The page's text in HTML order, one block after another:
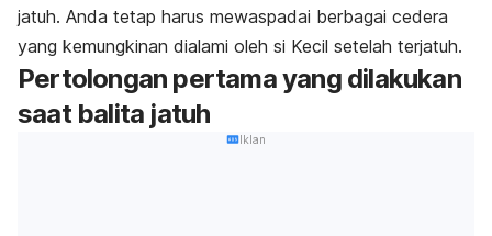
jatuh. Anda tetap harus mewaspadai berbagai cedera
yang kemungkinan dialami oleh si Kecil setelah terjatuh.
Pertolongan pertama yang dilakukan
saat balita jatuh
Iklan